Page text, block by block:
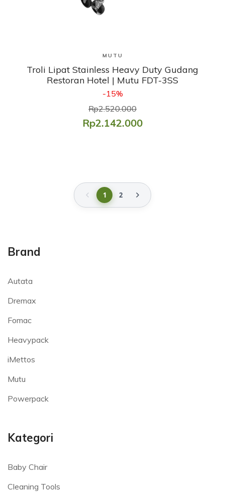
Brand
Autata
Dremax
Fomac
Heavypack
iMettos
Mutu
Powerpack
Kategori
Baby Chair
Cleaning Tools
Lihat Produk
MUTU
Troli Lipat Stainless Heavy Duty Gudang
Restoran Hotel | Mutu FDT-3SS
-15%
Rp2.520.000
Rp2.142.000
1 2